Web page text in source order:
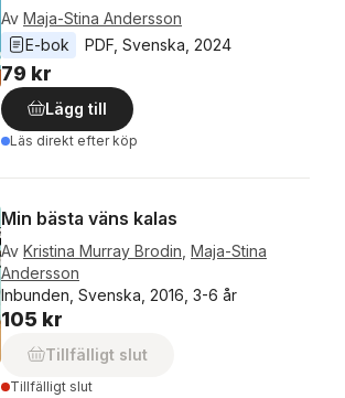
Av Maja-Stina Andersson
E-bok
PDF Svenska 2024
79 kr
Lägg till
Läs direkt efter köp
Min bästa väns kalas
Av Kristina Murray Brodin Maja-Stina
Andersson
Inbunden, Svenska, 2016, 3-6 år
105 kr
Tillfälligt slut
Tillfälligt slut